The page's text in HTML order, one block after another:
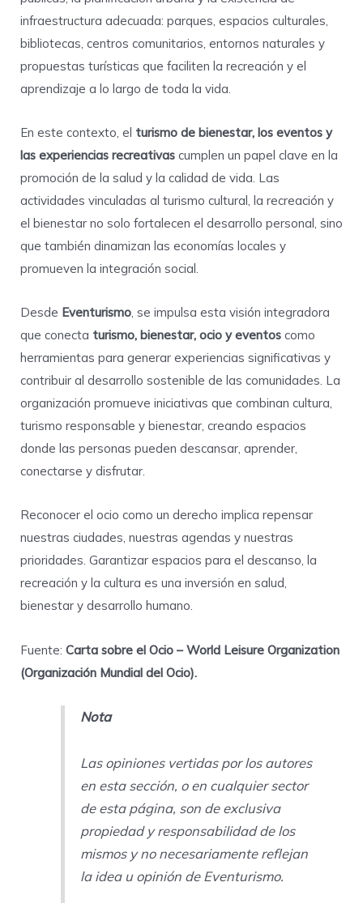
infraestructura adecuada: parques, espacios culturales,
bibliotecas, centros comunitarios, entornos naturales y
propuestas turísticas que faciliten la recreación y el
aprendizaje a lo largo de toda la vida.
En este contexto, el turismo de bienestar, los eventos y
las experiencias recreativas cumplen un papel clave en la
promoción de la salud y la calidad de vida. Las
actividades vinculadas al turismo cultural, la recreación y
el bienestar no solo fortalecen el desarrollo personal, sino
que también dinamizan las economías locales y
promueven la integración social.
Desde Eventurismo, se impulsa esta visión integradora
que conecta turismo, bienestar, ocio y eventos como
herramientas para generar experiencias significativas y
contribuir al desarrollo sostenible de las comunidades. La
organización promueve iniciativas que combinan cultura,
turismo responsable y bienestar, creando espacios
donde las personas pueden descansar, aprender,
conectarse y disfrutar.
Reconocer el ocio como un derecho implica repensar
nuestras ciudades, nuestras agendas y nuestras
prioridades. Garantizar espacios para el descanso, la
recreación y la cultura es una inversión en salud,
bienestar y desarrollo humano.
Fuente: Carta sobre el Ocio – World Leisure Organization
(Organización Mundial del Ocio).
Nota
Las opiniones vertidas por los autores
en esta sección, o en cualquier sector
de esta página, son de exclusiva
propiedad y responsabilidad de los
mismos y no necesariamente reflejan
la idea u opinión de Eventurismo.